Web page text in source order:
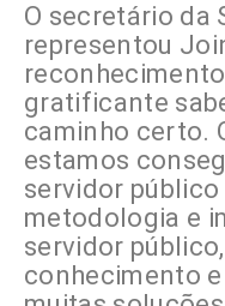
O secretário da
representou
gratificante
caminho certo.
estamos
servidor
metodologia e
servidor
conhecimento